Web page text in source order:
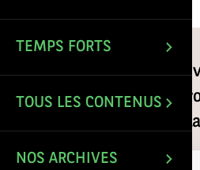
TEMPS FORTS
TOUS LES CONTENUS
NOS ARCHIVES
Le café des archives
découvrir un grand
l’histoire de